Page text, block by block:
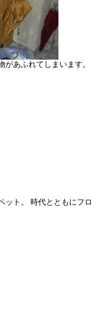
あふれてしまいます。
ット。 時代とともにフロ